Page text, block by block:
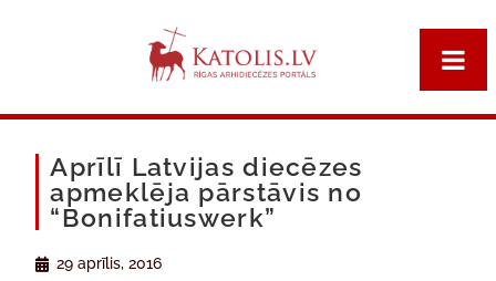
Aprīlī Latvijas diecēzes
apmeklēja pārstāvis no
“Bonifatiuswerk”
29 aprīlis, 2016